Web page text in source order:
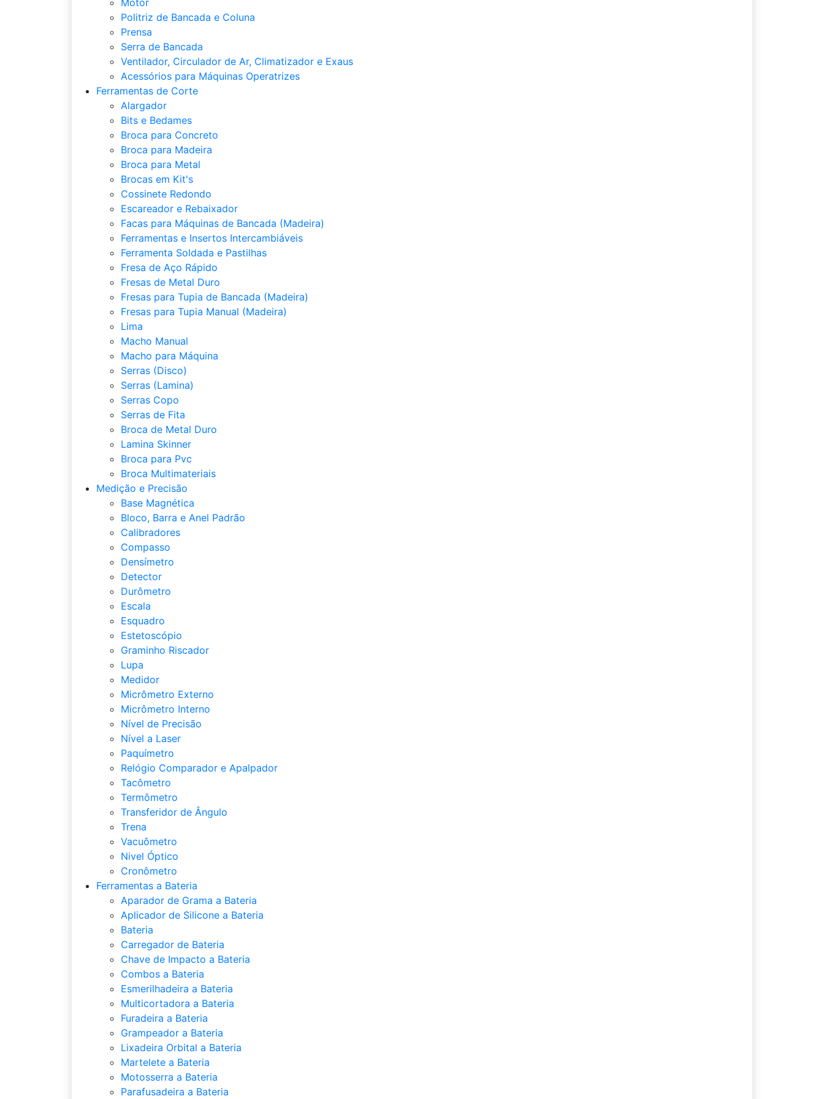
Motor
Politriz de Bancada e Coluna
Prensa
Serra de Bancada
Ventilador, Circulador de Ar, Climatizador e Exaus
Acessórios para Máquinas Operatrizes
Ferramentas de Corte
Alargador
Bits e Bedames
Broca para Concreto
Broca para Madeira
Broca para Metal
Brocas em Kit's
Cossinete Redondo
Escareador e Rebaixador
Facas para Máquinas de Bancada (Madeira)
Ferramentas e Insertos Intercambiáveis
Ferramenta Soldada e Pastilhas
Fresa de Aço Rápido
Fresas de Metal Duro
Fresas para Tupia de Bancada (Madeira)
Fresas para Tupia Manual (Madeira)
Lima
Macho Manual
Macho para Máquina
Serras (Disco)
Serras (Lamina)
Serras Copo
Serras de Fita
Broca de Metal Duro
Lamina Skinner
Broca para Pvc
Broca Multimateriais
Medição e Precisão
Base Magnética
Bloco, Barra e Anel Padrão
Calibradores
Compasso
Densímetro
Detector
Durômetro
Escala
Esquadro
Estetoscópio
Graminho Riscador
Lupa
Medidor
Micrômetro Externo
Micrômetro Interno
Nível de Precisão
Nível a Laser
Paquímetro
Relógio Comparador e Apalpador
Tacômetro
Termômetro
Transferidor de Ângulo
Trena
Vacuômetro
Nivel Óptico
Cronômetro
Ferramentas a Bateria
Aparador de Grama a Bateria
Aplicador de Silicone a Bateria
Bateria
Carregador de Bateria
Chave de Impacto a Bateria
Combos a Bateria
Esmerilhadeira a Bateria
Multicortadora a Bateria
Furadeira a Bateria
Grampeador a Bateria
Lixadeira Orbital a Bateria
Martelete a Bateria
Motosserra a Bateria
Parafusadeira a Bateria